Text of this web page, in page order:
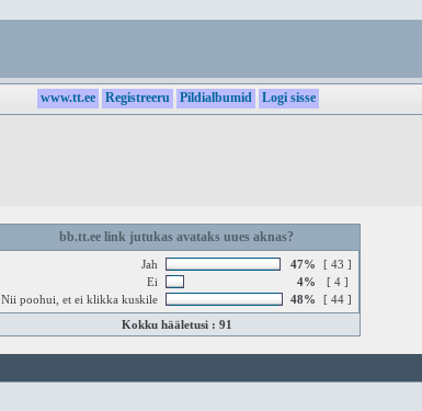
www.tt.ee Registreeru Pildialbumid Logi sisse
bb.tt.ee link jutukas avataks uues aknas?
Jah 47%
[ 43 ]
Ei
4%
[ 4 ]
Nii poohui, et ei klikka kuskile
48%
[ 44 ]
Kokku hääletusi : 91